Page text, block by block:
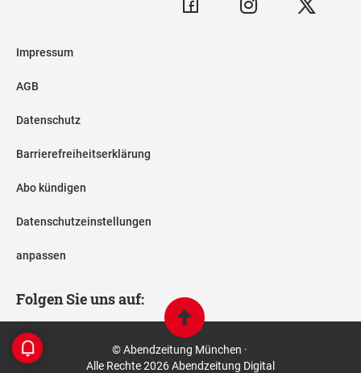
Impressum
AGB
Datenschutz
Barrierefreiheitserklärung
Abo kündigen
Datenschutzeinstellungen
anpassen
Folgen Sie uns auf:
© Abendzeitung München ·
Alle Rechte 2026 Abendzeitung Digital